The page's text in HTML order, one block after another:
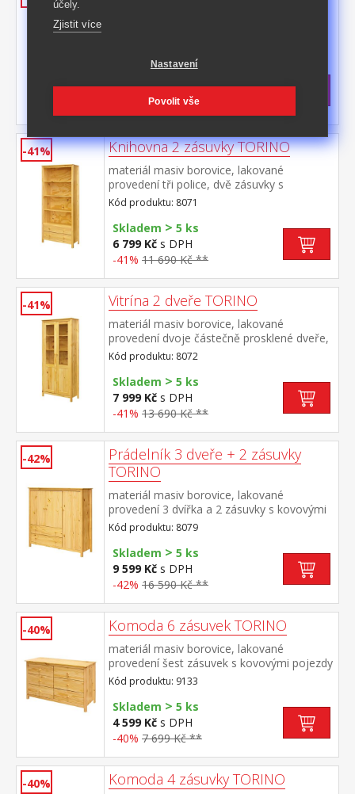
Skladem>5 ks
5 799 Kčs DPH
10 190 Kč **
-41% Knihovna 2 zásuvky TORINO
materiál masiv borovice, lakované
provedení tři police, dvě zásuvky s
kovovými pojezdy
Kód produktu: 8071
Skladem > 5 ks
6 799 Kč s DPH
-41% 11 690 Kč **
-41% Vitrína 2 dveře TORINO
materiál masiv borovice, lakované
provedení dvoje částečně prosklené dveře,
čtyři police
Kód produktu: 8072
Skladem > 5 ks
7 999 Kč s DPH
-41% 13 690 Kč **
-42%
Prádelník 3 dveře + 2 zásuvky
TORINO
materiál masiv borovice, lakované
provedení 3 dvířka a 2 zásuvky s kovovými
pojezdy
Kód produktu: 8079
Skladem > 5 ks
9 599 Kč s DPH
-42% 16 590 Kč **
-40% Komoda 6 zásuvek TORINO
materiál masiv borovice, lakované
provedení šest zásuvek s kovovými pojezdy
Kód produktu: 9133
Skladem > 5 ks
4 599 Kč s DPH
-40% 7 699 Kč **
-40% Komoda 4 zásuvky TORINO
účely.
Zjistit více
Nastavení
Povolit vše